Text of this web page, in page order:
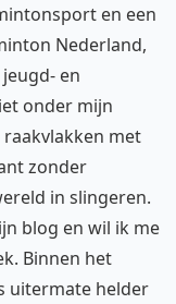
en een
Nederland,
en
onder mijn
met
zonder
in slingeren.
blog en wil ik me
Binnen het
uitermate helder